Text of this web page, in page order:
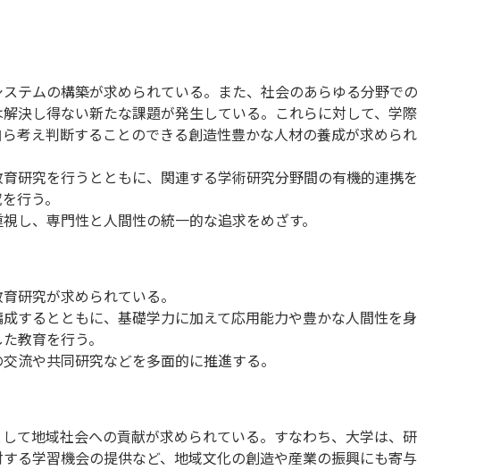
テムの構築が求められている。また、社会のあらゆる分野での
決し得ない新たな課題が発生している。これらに対して、学際
考え判断することのできる創造性豊かな人材の養成が求められ
研究を行うとともに、関連する学術研究分野間の有機的連携を
行う。
し、専門性と人間性の統一的な追求をめざす。
研究が求められている。
するとともに、基礎学力に加えて応用能力や豊かな人間性を身
教育を行う。
流や共同研究などを多面的に推進する。
て地域社会への貢献が求められている。すなわち、大学は、研
る学習機会の提供など、地域文化の創造や産業の振興にも寄与